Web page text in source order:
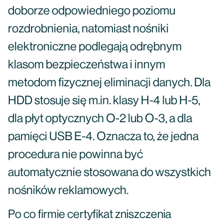
doborze odpowiedniego poziomu
rozdrobnienia, natomiast nośniki
elektroniczne podlegają odrębnym
klasom bezpieczeństwa i innym
metodom fizycznej eliminacji danych. Dla
HDD stosuje się m.in. klasy H-4 lub H-5,
dla płyt optycznych O-2 lub O-3, a dla
pamięci USB E-4. Oznacza to, że jedna
procedura nie powinna być
automatycznie stosowana do wszystkich
nośników reklamowych.
Po co firmie certyfikat zniszczenia